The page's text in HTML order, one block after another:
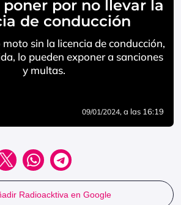
por no llevar la
de conducción
sin la licencia de conducción,
lo pueden exponer a sanciones
y multas.
09/01/2024, a las 16:19
Radioacktiva en Google